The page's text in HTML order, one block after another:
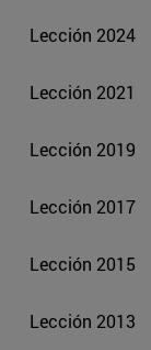
Lección 2024
Lección 2021
Lección 2019
Lección 2017
Lección 2015
Lección 2013